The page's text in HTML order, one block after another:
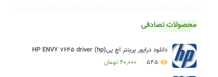
محصولات تصادفی
دانلود درایور پرینتر اچ پی(hp) HP ENVY 7645 driver
545
40,000 تومان